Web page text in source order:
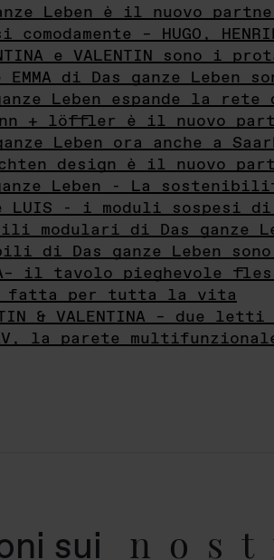
Leben è il nuovo
comodamente – HUGO,
e VALENTIN sono i
EMMA di Das ganze
Leben espande la
+ löffler è il nuovo
Leben ora anche a
design è il nuovo
Leben - La
LUIS - i moduli sospesi di
modulari di Das ganze
di Das ganze Leben
il tavolo pieghevole
– fatta per tutta la vita
& VALENTINA – due letti
la parete
sui